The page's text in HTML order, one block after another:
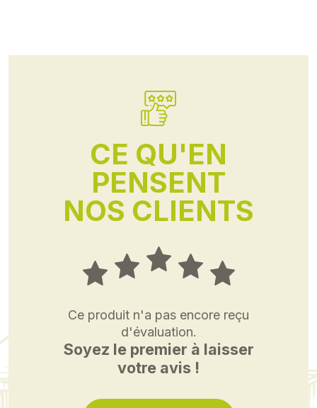
CE QU'EN
PENSENT
NOS CLIENTS
Ce produit n'a pas encore reçu
d'évaluation.
Soyez le premier à laisser
votre avis !